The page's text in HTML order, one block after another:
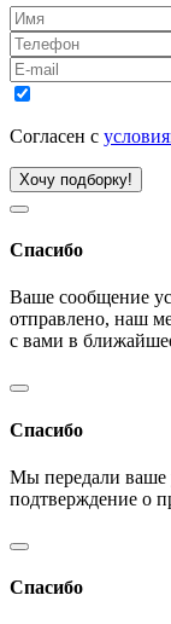
Согласен с
Хочу подборку!
Спасибо
Ваше сообщение
отправлено, наш
с вами в
Спасибо
Мы передали ваше
подтверждение о
Спасибо